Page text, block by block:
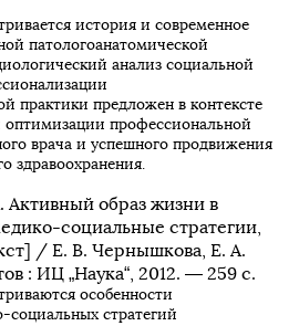
история и современное
патологоанатомической
анализ социальной
практики предложен в контексте
оптимизации профессиональной
врача и успешного продвижения
здравоохранения.
Активный образ жизни в
социальные стратегии,
/ Е. В. Чернышкова, Е. А.
: ИЦ „Наука“, 2012. — 259 с.
особенности
стратегий